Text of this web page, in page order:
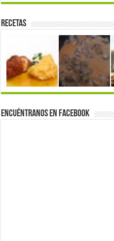
Recetas
Encuéntranos en Facebook